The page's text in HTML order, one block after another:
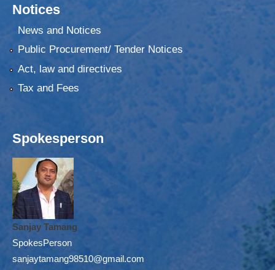
Notices
News and Notices
Public Procurement/ Tender Notices
Act, law and directives
Tax and Fees
Spokesperson
Sanjay Tamang
SpokesPerson
sanjaytamang98510@gmail.com